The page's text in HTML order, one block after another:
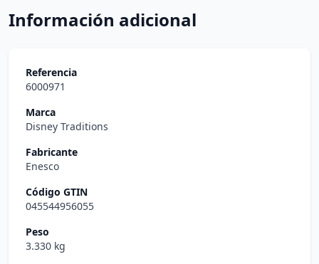
Información adicional
Referencia
6000971
Marca
Disney Traditions
Fabricante
Enesco
Código GTIN
045544956055
Peso
3.330 kg